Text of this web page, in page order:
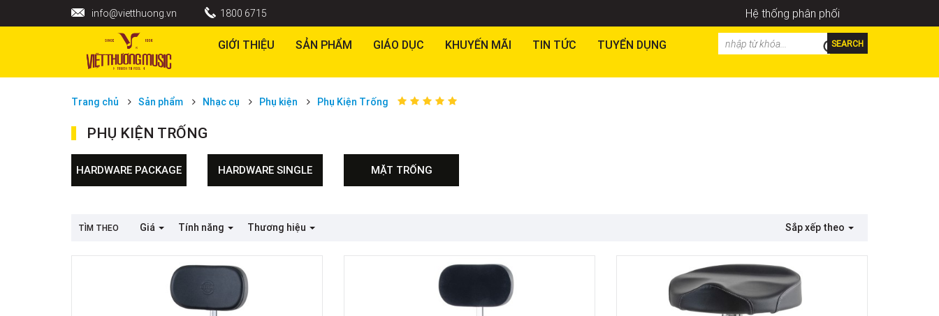
info@vietthuong.vn 1800 6715 Hệ thống phân phối
GIỚI THIỆU SẢN PHẨM GIÁO DỤC KHUYẾN MÃI TIN TỨC TUYỂN DỤNG SEARCH
Trang chủ Sản phẩm Nhạc cụ Phụ kiện Phụ Kiện Trống
PHỤ KIỆN TRỐNG
HARDWARE PACKAGE HARDWARE SINGLE MẶT TRỐNG
TÌM THEO Giá Tính năng Thương hiệu Sắp xếp theo